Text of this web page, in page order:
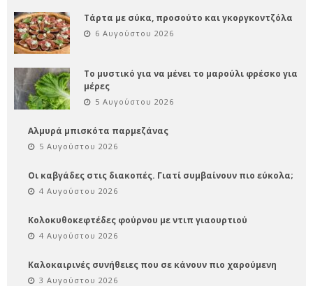
Τάρτα με σύκα, προσούτο και γκοργκοντζόλα
6 Αυγούστου 2026
Το μυστικό για να μένει το μαρούλι φρέσκο για
μέρες
5 Αυγούστου 2026
Αλμυρά μπισκότα παρμεζάνας
5 Αυγούστου 2026
Οι καβγάδες στις διακοπές. Γιατί συμβαίνουν πιο εύκολα;
4 Αυγούστου 2026
Κολοκυθοκεφτέδες φούρνου με ντιπ γιαουρτιού
4 Αυγούστου 2026
Καλοκαιρινές συνήθειες που σε κάνουν πιο χαρούμενη
3 Αυγούστου 2026